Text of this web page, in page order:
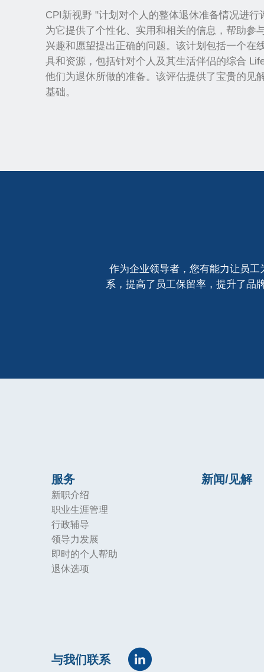
CPI新视野 "计划对个人的整体退休准备情况进行
为它提供了个性化、实用和相关的信息，帮助参
兴趣和愿望提出正确的问题。该计划包括一个在
具和资源，包括针对个人及其生活伴侣的综合
他们为退休所做的准备。该评估提供了宝贵的见
基础。
作为企业领导者，您有能力让员
系，提高了员工保留率，提升了品
服务
新职介绍
职业生涯管理
行政辅导
领导力发展
即时的个人帮助
退休选项
新闻/见解
与我们联系